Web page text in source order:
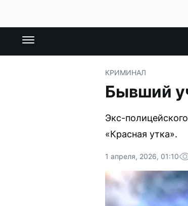
КРИМИНАЛ
Бывший
Экс-
«Красная утка».
1 апреля, 2026, 01:10